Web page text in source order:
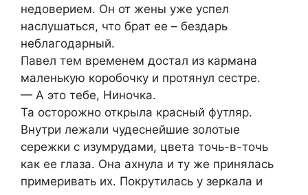
недоверием. Он от жены уже успел
наслушаться, что брат ее – бездарь
неблагодарный.
Павел тем временем достал из кармана
маленькую коробочку и протянул сестре.
— А это тебе, Ниночка.
Та осторожно открыла красный футляр.
Внутри лежали чудеснейшие золотые
сережки с изумрудами, цвета точь-в-точь
как ее глаза. Она ахнула и ту же принялась
примеривать их. Покрутилась у зеркала и